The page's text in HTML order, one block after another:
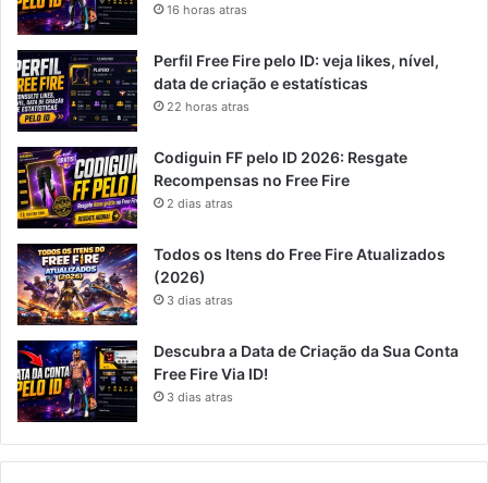
16 horas atras
Perfil Free Fire pelo ID: veja likes, nível,
data de criação e estatísticas
22 horas atras
Codiguin FF pelo ID 2026: Resgate
Recompensas no Free Fire
2 dias atras
Todos os Itens do Free Fire Atualizados
(2026)
3 dias atras
Descubra a Data de Criação da Sua Conta
Free Fire Via ID!
3 dias atras